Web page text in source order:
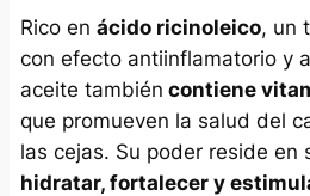
Rico en ácido ricinoleico, un
con efecto antiinflamatorio y
aceite también contiene
que promueven la salud del
las cejas. Su poder reside en
hidratar, fortalecer y